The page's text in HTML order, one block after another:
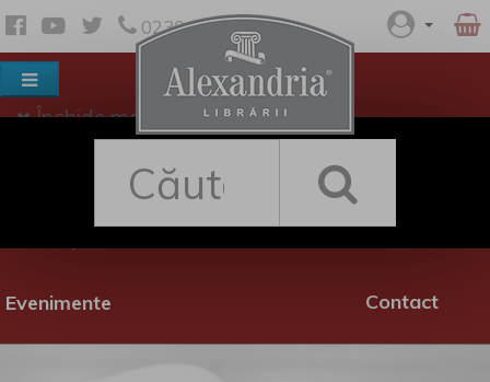
0230 530 342
Închide meniul
Evenimente
Rețea librării
Contact